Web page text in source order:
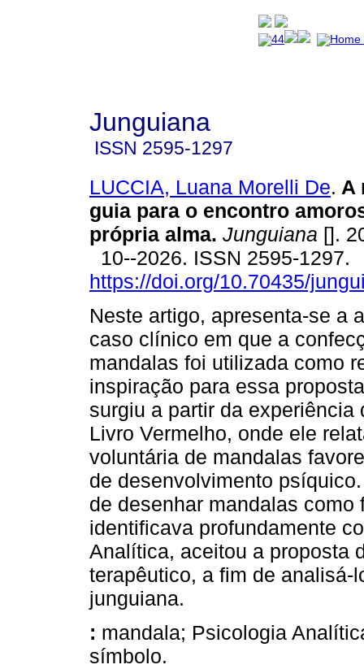
Junguiana
ISSN 2595-1297
LUCCIA, Luana Morelli De. A
guia para o encontro
própria alma. Junguiana [].
10--2026. ISSN 2595-1297.
https://doi.org/10.70435/
Neste artigo, apresenta-se a
caso clínico em que a
mandalas foi utilizada como
inspiração para essa
surgiu a partir da
Livro Vermelho, onde ele
voluntária de mandalas
de desenvolvimento
de desenhar mandalas
identificava profundamente
Analítica, aceitou a proposta
terapêutico, a fim de analisá-
junguiana.
: mandala; Psicologia
símbolo.